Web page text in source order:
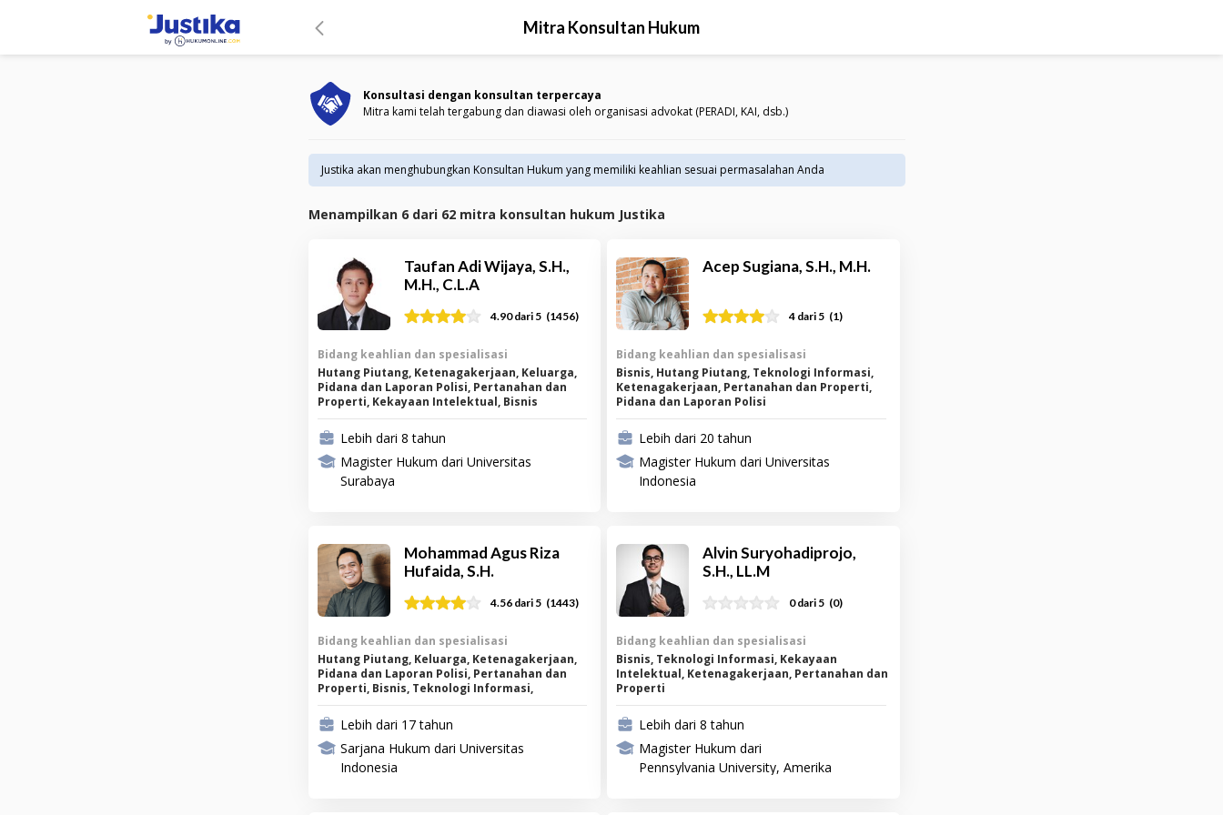
Mitra Konsultan Hukum
Konsultasi dengan konsultan terpercaya
Mitra kami telah tergabung dan diawasi oleh organisasi advokat (PERADI, KAI, dsb.)
Justika akan menghubungkan Konsultan Hukum yang memiliki keahlian sesuai permasalahan Anda
Menampilkan 6dari 62mitra konsultan hukum Justika
Taufan Adi Wijaya, S.H.,
M.H., C.L.A
4.90dari 5 (1456)
Bidang keahlian dan spesialisasi
Hutang Piutang, Ketenagakerjaan, Keluarga,
Pidana dan Laporan Polisi, Pertanahan dan
Properti, Kekayaan Intelektual, Bisnis
Lebih dari 8 tahun
Magister Hukum dari Universitas
Surabaya
Acep Sugiana, S.H., M.H.
4dari 5 (1)
Bidang keahlian dan spesialisasi
Bisnis, Hutang Piutang, Teknologi Informasi,
Ketenagakerjaan, Pertanahan dan Properti,
Pidana dan Laporan Polisi
Lebih dari 20 tahun
Magister Hukum dari Universitas
Indonesia
Mohammad Agus Riza
Hufaida, S.H.
4.56dari 5 (1443)
Bidang keahlian dan spesialisasi
Hutang Piutang, Keluarga, Ketenagakerjaan,
Pidana dan Laporan Polisi, Pertanahan dan
Properti, Bisnis, Teknologi Informasi,
Kekayaan Intelektual
Lebih dari 17 tahun
Sarjana Hukum dari Universitas
Indonesia
Alvin Suryohadiprojo,
S.H., LL.M
0 dari 5 (0)
Bidang keahlian dan spesialisasi
Bisnis, Teknologi Informasi, Kekayaan
Intelektual, Ketenagakerjaan, Pertanahan dan
Properti
Lebih dari 8 tahun
Magister Hukum dari
Pennsylvania University, Amerika